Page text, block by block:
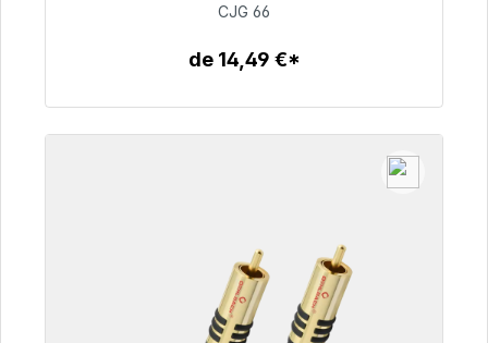
55,99 €
CJG 66
de 14,49 €*